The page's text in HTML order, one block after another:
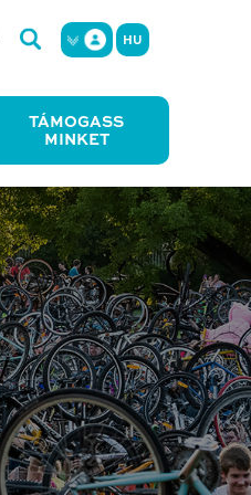
HU
TÁMOGASS
MINKET